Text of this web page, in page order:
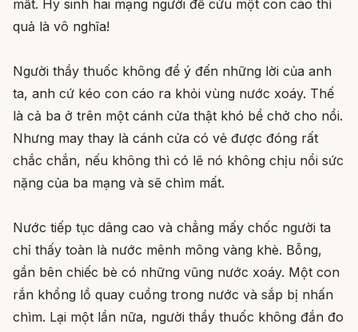
mất. Hy sinh hai mạng người để cứu một con cáo thì
quả là vô nghĩa!
Người thầy thuốc không để ý đến những lời của anh
ta, anh cứ kéo con cáo ra khỏi vùng nước xoáy. Thế
là cả ba ở trên một cánh cửa thật khó bề chở cho nổi.
Nhưng may thay là cánh cửa có vẻ được đóng rất
chắc chắn, nếu không thì có lẽ nó không chịu nổi sức
nặng của ba mạng và sẽ chìm mất.
Nước tiếp tục dâng cao và chẳng mấy chốc người ta
chỉ thấy toàn là nước mênh mông vàng khè. Bỗng,
gần bên chiếc bè có những vũng nước xoáy. Một con
rắn khổng lồ quay cuồng trong nước và sắp bị nhấn
chìm. Lại một lần nữa, người thầy thuốc không đắn đo